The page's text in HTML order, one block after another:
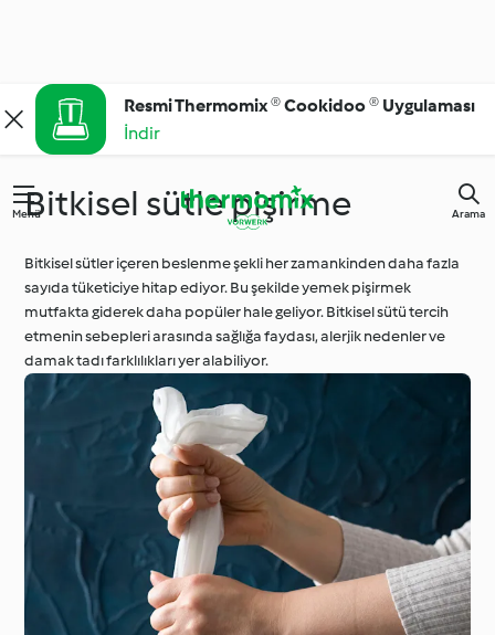
Resmi Thermomix ® Cookidoo ® Uygulaması
İndir
Menü Arama
Bitkisel sütle pişirme
Bitkisel sütler içeren beslenme şekli her zamankinden daha fazla
sayıda tüketiciye hitap ediyor. Bu şekilde yemek pişirmek
mutfakta giderek daha popüler hale geliyor. Bitkisel sütü tercih
etmenin sebepleri arasında sağlığa faydası, alerjik nedenler ve
damak tadı farklılıkları yer alabiliyor.